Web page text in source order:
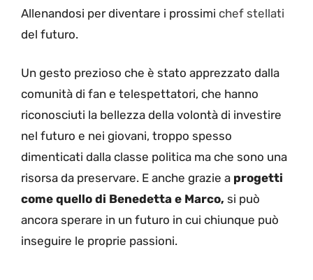
Allenandosi per diventare i prossimi chef stellati
del futuro.
Un gesto prezioso che è stato apprezzato dalla
comunità di fan e telespettatori, che hanno
riconosciuti la bellezza della volontà di investire
nel futuro e nei giovani, troppo spesso
dimenticati dalla classe politica ma che sono una
risorsa da preservare. E anche grazie a progetti
come quello di Benedetta e Marco, si può
ancora sperare in un futuro in cui chiunque può
inseguire le proprie passioni.